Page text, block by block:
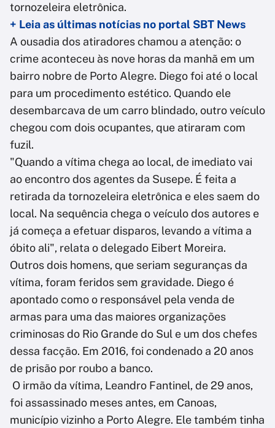
tornozeleira eletrônica.
+ Leia as últimas notícias no portal SBT News
A ousadia dos atiradores chamou a atenção: o
crime aconteceu às nove horas da manhã em um
bairro nobre de Porto Alegre. Diego foi até o local
para um procedimento estético. Quando ele
desembarcava de um carro blindado, outro veículo
chegou com dois ocupantes, que atiraram com
fuzil.
"Quando a vítima chega ao local, de imediato vai
ao encontro dos agentes da Susepe. É feita a
retirada da tornozeleira eletrônica e eles saem do
local. Na sequência chega o veículo dos autores e
já começa a efetuar disparos, levando a vítima a
óbito ali", relata o delegado Eibert Moreira.
Outros dois homens, que seriam seguranças da
vítima, foram feridos sem gravidade. Diego é
apontado como o responsável pela venda de
armas para uma das maiores organizações
criminosas do Rio Grande do Sul e um dos chefes
dessa facção. Em 2016, foi condenado a 20 anos
de prisão por roubo a banco.
O irmão da vítima, Leandro Fantinel, de 29 anos,
foi assassinado meses antes, em Canoas,
município vizinho a Porto Alegre. Ele também tinha